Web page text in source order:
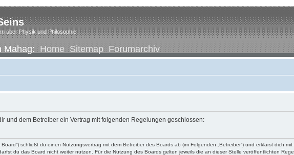
über Physik und Philosophie
Mahag:Home Sitemap Forumarchiv
und dem Betreiber ein Vertrag mit folgenden Regelungen geschlossen:
schließt du einen Nutzungsvertrag mit dem Betreiber des Boards ab (im Folgenden „Betreiber“) und erklärst dich
du das Board nicht weiter nutzen. Für die Nutzung des Boards gelten jeweils die an dieser Stelle veröffentlichten